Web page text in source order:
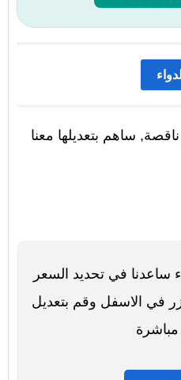
ساهم بتعديلها معنا
ساعدنا في تحديد السعر
في الاسفل وقم بتعديل
مباشرة